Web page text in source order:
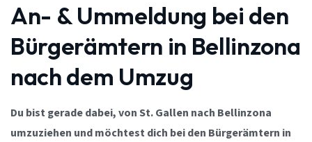
An- & Ummeldung bei den
Bürgerämtern in Bellinzona
nach dem Umzug
Du bist gerade dabei, von St. Gallen nach Bellinzona
umzuziehen und möchtest dich bei den Bürgerämtern in